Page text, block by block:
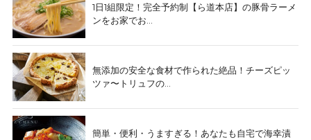
1日1組限定！完全予約制【ら道本店】の豚骨ラーメ
ンをお家でお...
無添加の安全な食材で作られた絶品！チーズピッ
ツァ〜トリュフの...
簡単・便利・うますぎる！あなたも自宅で海幸漬